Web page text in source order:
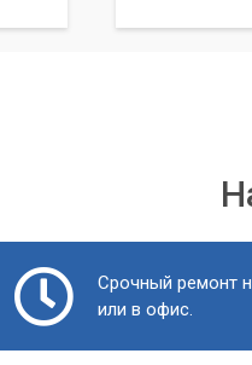
Срочный ремонт
или в офис.